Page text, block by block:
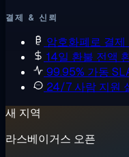
결제 & 신뢰
암호화폐로 결제
14일 환불 전액
99.95% 가동
24/7 사람 지원
새 지역
라스베이거스 오픈